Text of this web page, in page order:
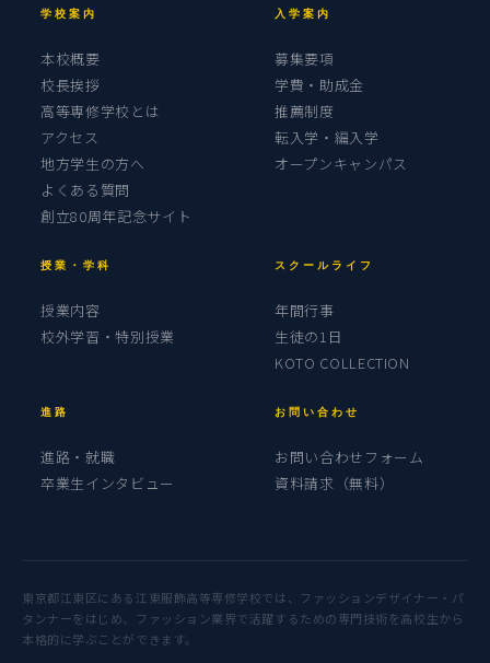
学校案内
本校概要
校長挨拶
高等専修学校とは
アクセス
地方学生の方へ
よくある質問
創立80周年記念サイト
入学案内
募集要項
学費・助成金
推薦制度
転入学・編入学
オープンキャンパス
授業・学科
授業内容
校外学習・特別授業
スクールライフ
年間行事
生徒の1日
KOTO COLLECTION
進路
進路・就職
卒業生インタビュー
お問い合わせ
お問い合わせフォーム
資料請求（無料）
東京都江東区にある江東服飾高等専修学校では、ファッションデザイナー・パ
タンナーをはじめ、ファッション業界で活躍するための専門技術を高校生から
本格的に学ぶことができます。